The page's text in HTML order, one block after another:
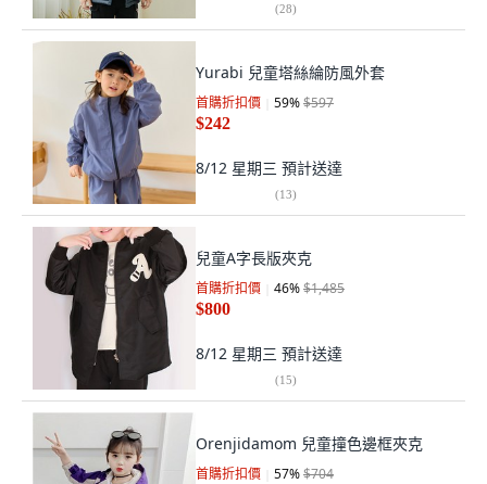
(28)
Yurabi 兒童塔絲綸防風外套
首購折扣價 59%$597
$242
8/12 星期三 預計送達
(13)
兒童A字長版夾克
首購折扣價 46%$1,485
$800
8/12 星期三 預計送達
(15)
Orenjidamom 兒童撞色邊框夾克
首購折扣價 57%$704